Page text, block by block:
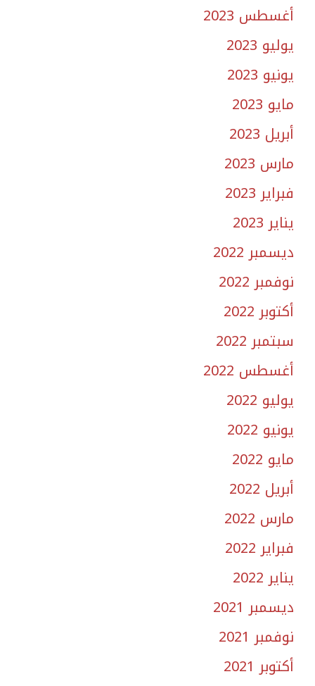
أغسطس 2023
يوليو 2023
يونيو 2023
مايو 2023
أبريل 2023
مارس 2023
فبراير 2023
يناير 2023
ديسمبر 2022
نوفمبر 2022
أكتوبر 2022
سبتمبر 2022
أغسطس 2022
يوليو 2022
يونيو 2022
مايو 2022
أبريل 2022
مارس 2022
فبراير 2022
يناير 2022
ديسمبر 2021
نوفمبر 2021
أكتوبر 2021